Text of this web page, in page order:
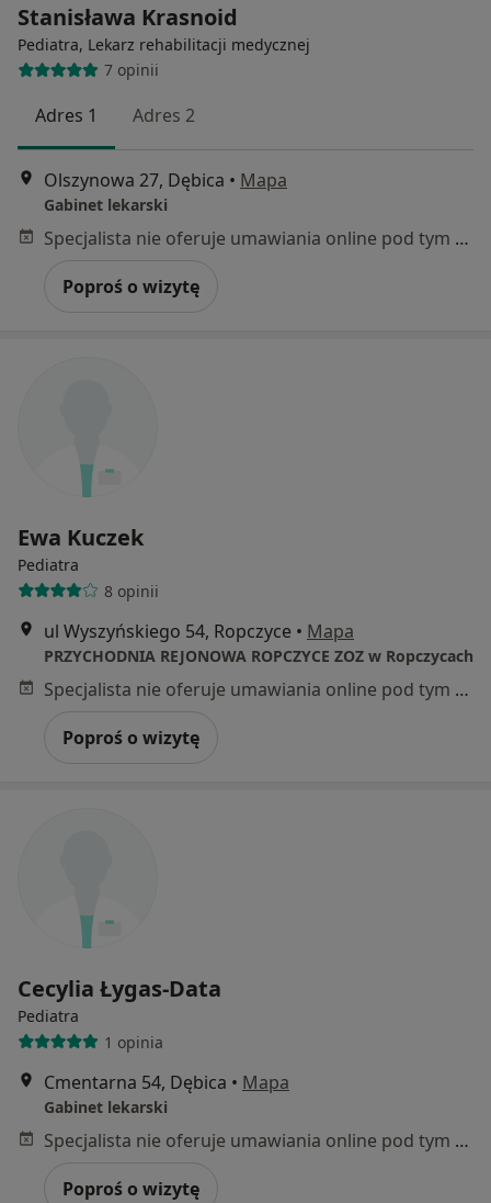
Stanisława Krasnoid
Pediatra, Lekarz rehabilitacji medycznej
7 opinii
Adres 1 Adres 2
Olszynowa 27, Dębica • Mapa
Gabinet lekarski
Specjalista nie oferuje umawiania online pod tym adresem.
Poproś o wizytę
Ewa Kuczek
Pediatra
8 opinii
ul Wyszyńskiego 54, Ropczyce • Mapa
PRZYCHODNIA REJONOWA ROPCZYCE ZOZ w Ropczycach
Specjalista nie oferuje umawiania online pod tym adresem.
Poproś o wizytę
Cecylia Łygas-Data
Pediatra
1 opinia
Cmentarna 54, Dębica • Mapa
Gabinet lekarski
Specjalista nie oferuje umawiania online pod tym adresem.
Poproś o wizytę